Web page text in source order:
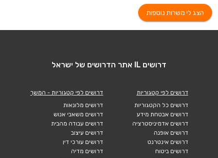
הצג לי משרות נוספות
דרושים IL אתר הדרושים של ישראל
דרושים לפי קטגוריות
דרושים כל הקטגוריות
דרושים אבטחת מידע
דרושים אדמיניסטרציה
דרושים אופנה
דרושים אינטרנט
דרושים ביטוח
דרושים לפי קטגוריות - המשך
דרושים מלונאות
דרושים משאבי אנוש
דרושים עבודה מהבית
דרושים עיצוב
דרושים עורכי דין
דרושים מדיה